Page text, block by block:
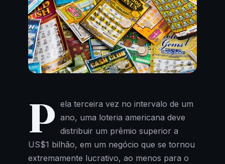
P ela terceira vez no intervalo de um
ano, uma loteria americana deve
distribuir um prêmio superior a
US$1 bilhão, em um negócio que se tornou
extremamente lucrativo, ao menos para o